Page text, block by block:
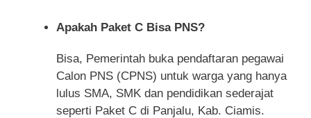
Apakah Paket C Bisa PNS?
Bisa, Pemerintah buka pendaftaran pegawai
Calon PNS (CPNS) untuk warga yang hanya
lulus SMA, SMK dan pendidikan sederajat
seperti Paket C di Panjalu, Kab. Ciamis.